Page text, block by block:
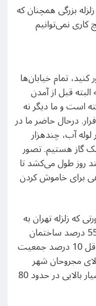
بزرگی همچنان که
کاری نمی‌توانیم
کنید، تمام خیابان‌ها
قبل از آمدن
است و ما دیگر نه
درحال حاضر ما در
کیلومتر لوله آب، چندهزار
گاز هستیم. تصور
روز طول می‌کشد تا
برای خاموش کردن
که زلزله تهران به
خاطر فعال شدن گسل ری باشد 55 درصد ساختمان
های شهر فرو خواهد ریخت و حداقل 10 درصد جمعیت
مجروحان شهر
عملا تعطیل خواهد شد. مقدار بسیار بالایی در حدود 80